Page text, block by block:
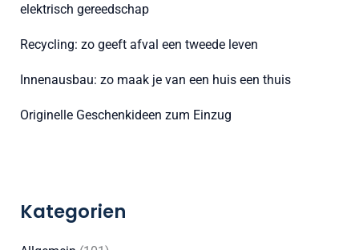
h
:
elektrisch gereedschap
Recycling: zo geeft afval een tweede leven
Innenausbau: zo maak je van een huis een thuis
Originelle Geschenkideen zum Einzug
Kategorien